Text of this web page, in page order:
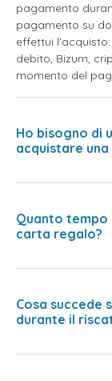
pagamento
pagamento su
effettui
debito, Bizum,
momento del
Ho bisogno di
acquistare
Quanto tempo
carta regalo?
Cosa succede
durante il